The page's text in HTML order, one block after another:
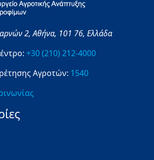
2,Αθήνα, 101 76, Ελλάδα
+30 (210) 212-4000
Αγροτών: 1540